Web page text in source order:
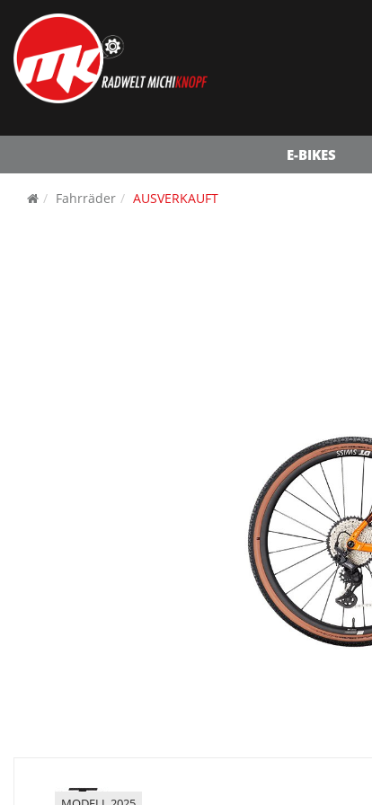
E-BIKES
Fahrräder AUSVERKAUFT